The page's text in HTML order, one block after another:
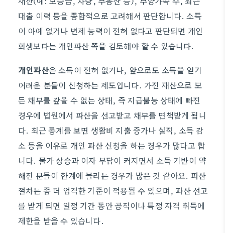
대출 이력 등을 종합적으로 고려해서 판단합니다. 소득
이 아예 없거나 변제 능력이 전혀 없다고 판단되면 개인
회생보다는 개인파산 쪽을 검토해야 할 수 있습니다.
개인파산은 소득이 전혀 없거나, 앞으로도 소득을 얻기
어려운 분들이 신청하는 제도입니다. 가진 재산으로 모
든 채무를 갚을 수 없는 상태, 즉 지급불능 상태에 빠진
경우에 법원에서 파산을 선고받고 채무를 면책받게 됩니
다. 최근 통계를 보면 생활비 지출 증가나 실직, 소득 감
소 등을 이유로 개인 파산 신청을 하는 경우가 많다고 합
니다. 물가 상승과 이자 부담이 커지면서 소득 기반이 약
해진 분들이 한계에 몰리는 경우가 많은 것 같아요. 파산
절차는 좀 더 엄격한 기준이 적용될 수 있으며, 파산 선고
를 받게 되면 일정 기간 동안 공직이나 특정 자격 취득에
제한을 받을 수 있습니다.